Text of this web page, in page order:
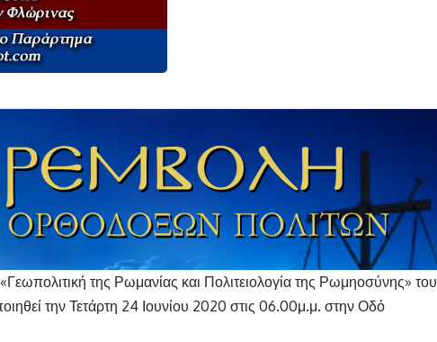
της Ρωμανίας και Πολιτειολογία της Ρωμηοσύνης» του
την Τετάρτη 24 Ιουνίου 2020 στις 06.00μ.μ. στην Οδό